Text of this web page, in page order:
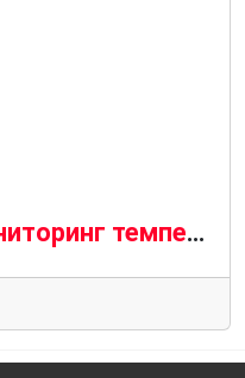
HWiNFO добавит мониторинг температуры VRAM на кристалле для графических процессоров AMD и Nvidia